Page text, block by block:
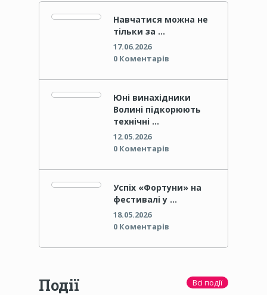
Навчатися можна не
тільки за …
17.06.2026
0 Коментарів
Юні винахідники
Волині підкорюють
технічні …
12.05.2026
0 Коментарів
Успіх «Фортуни» на
фестивалі у …
18.05.2026
0 Коментарів
Події Всі події